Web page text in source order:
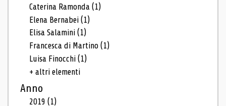
Caterina Ramonda(1)
Elena Bernabei(1)
Elisa Salamini(1)
Francesca di Martino(1)
Luisa Finocchi(1)
+ altri elementi
Anno
2019(1)